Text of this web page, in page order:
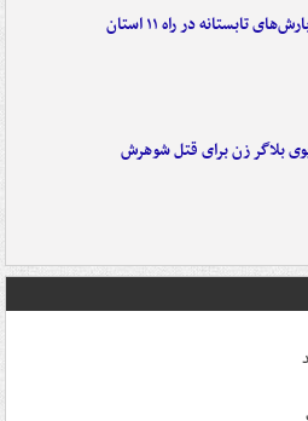
تابستانه در راه ۱۱ استان
بلاگر زن برای قتل شوهرش